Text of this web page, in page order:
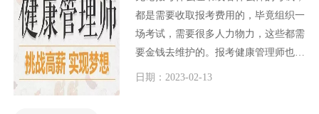
都是需要收取报考费用的，毕竟组织一
场考试，需要很多人力物力，这些都需
要金钱去维护的。报考健康管理师也是
一样，那么报考健康管理师需要多少钱
日期：2023-02-13